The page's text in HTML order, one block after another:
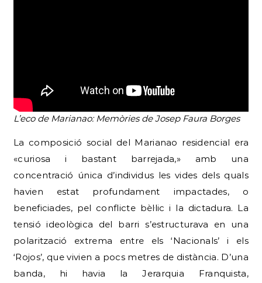
L’eco de Marianao: Memòries de Josep Faura Borges
La composició social del Marianao residencial era
«curiosa i bastant barrejada,» amb una
concentració única d’individus les vides dels quals
havien estat profundament impactades, o
beneficiades, pel conflicte bèl·lic i la dictadura. La
tensió ideològica del barri s’estructurava en una
polarització extrema entre els ‘Nacionals’ i els
‘Rojos’, que vivien a pocs metres de distància. D’una
banda, hi havia la Jerarquia Franquista,